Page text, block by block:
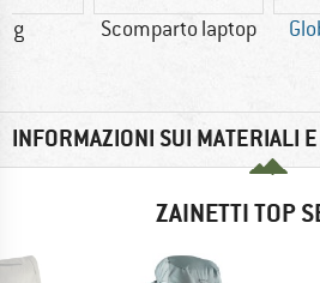
g Scomparto laptop
INFORMAZIONI SUI MATERIALI
ZAINETTI TOP